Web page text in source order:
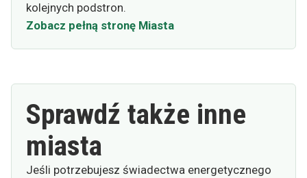
kolejnych podstron.
Zobacz pełną stronę Miasta
Sprawdź także inne
miasta
Jeśli potrzebujesz świadectwa energetycznego